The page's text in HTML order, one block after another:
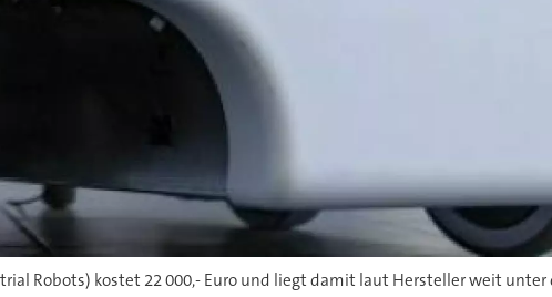
Robots) kostet 22 000,- Euro und liegt damit laut Hersteller weit unter